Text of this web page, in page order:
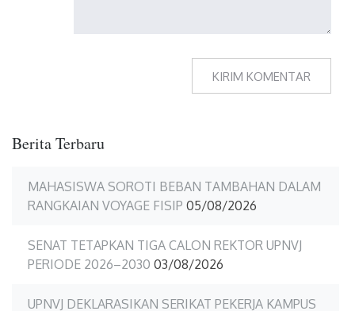
Berita Terbaru
MAHASISWA SOROTI BEBAN TAMBAHAN DALAM
RANGKAIAN VOYAGE FISIP 05/08/2026
SENAT TETAPKAN TIGA CALON REKTOR UPNVJ
PERIODE 2026–2030 03/08/2026
UPNVJ DEKLARASIKAN SERIKAT PEKERJA KAMPUS